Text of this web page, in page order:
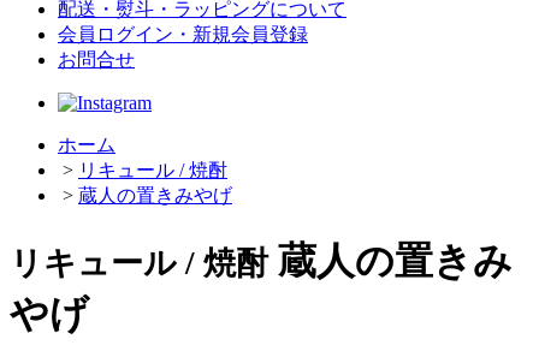
配送・熨斗・ラッピングについて
会員ログイン・新規会員登録
お問合せ
ホーム
> リキュール / 焼酎
> 蔵人の置きみやげ
リキュール / 焼酎蔵人の置きみ
やげ